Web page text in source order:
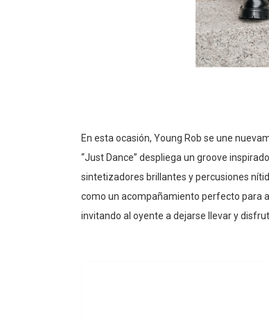
En esta ocasión, Young Rob se une
“Just Dance” despliega un groove
sintetizadores brillantes y percusiones
como un acompañamiento perfecto para
invitando al oyente a dejarse llevar y